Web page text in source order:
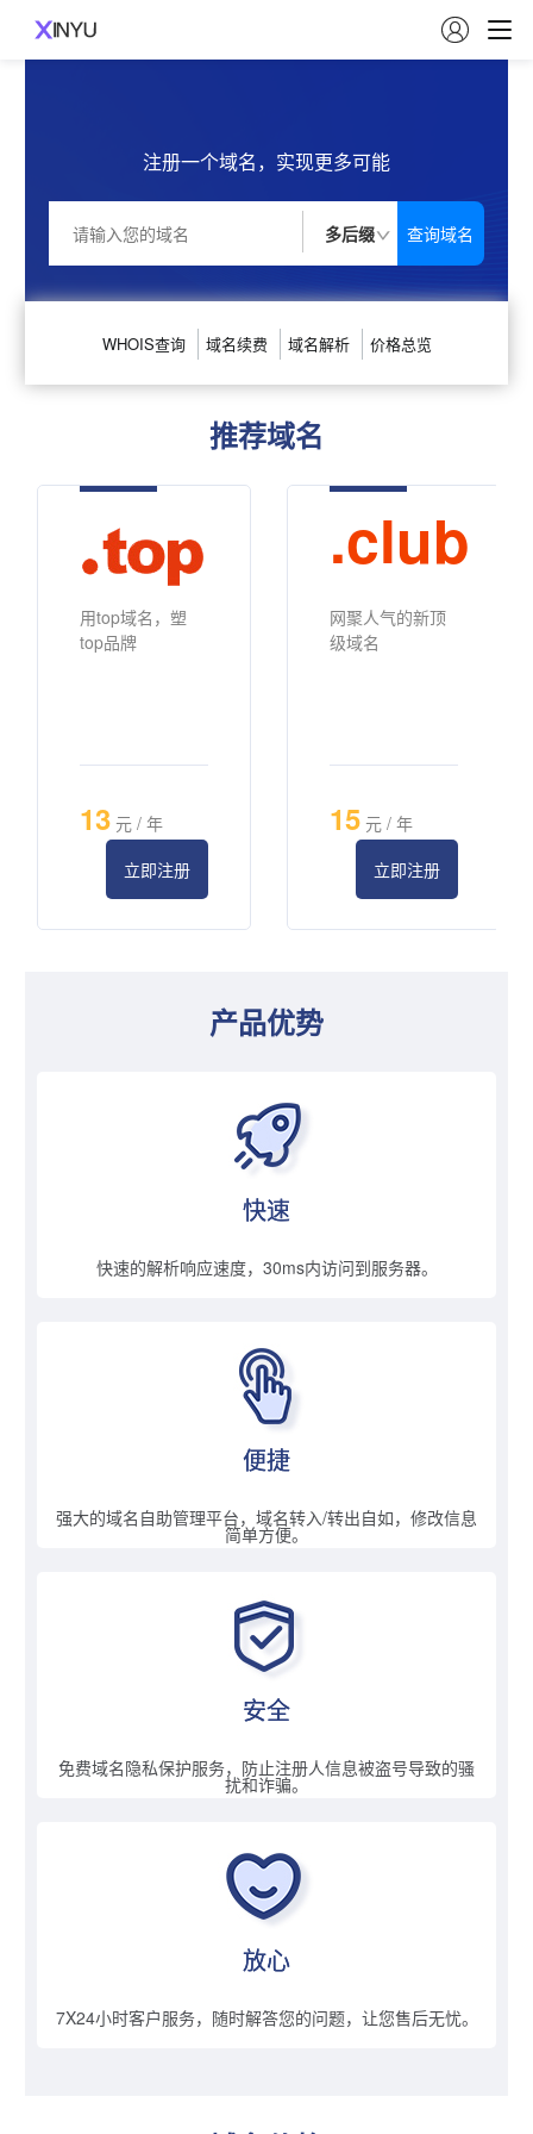

注册一个域名，实现更多可能
多后缀
WHOIS查询 域名续费 域名解析 价格总览
推荐域名
用top域名，塑
top品牌
13 元 / 年
立即注册
.club
网聚人气的新顶
级域名
15 元 / 年
立即注册
产品优势
快速
快速的解析响应速度，30ms内访问到服务器。
便捷
强大的域名自助管理平台，域名转入/转出自如，修改信息
简单方便。
安全
免费域名隐私保护服务，防止注册人信息被盗号导致的骚
扰和诈骗。
放心
7X24小时客户服务，随时解答您的问题，让您售后无忧。